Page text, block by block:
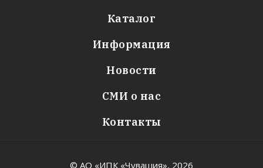
Каталог
Информация
Новости
СМИ о нас
Контакты
© АО «ИПК «Чувашия», 2026